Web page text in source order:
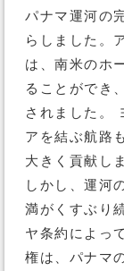
パナマ運河の
らしました。
は、南米のホ
ることができ
されました。
アを結ぶ航路
大きく貢献し
しかし、運河
満がくすぶり
ヤ条約によっ
権は、パナマ